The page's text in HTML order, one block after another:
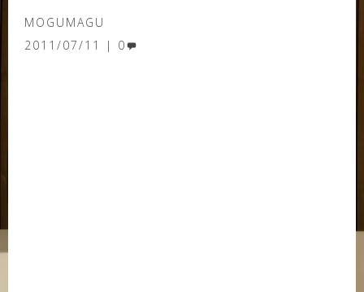
MOGUMAGU
2011/07/11
0